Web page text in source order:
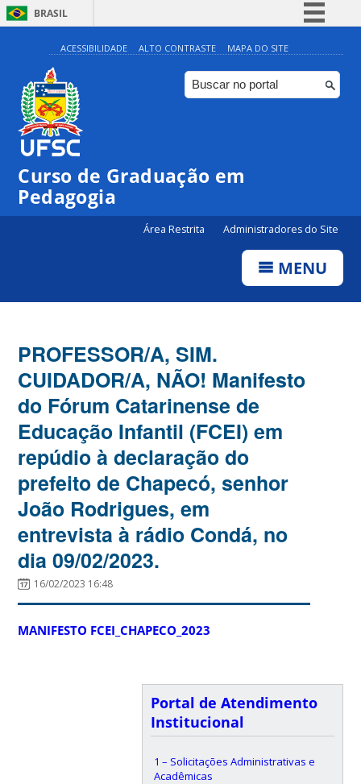
BRASIL
Simplifique!
Comunica BR
Participe
Canais
ACESSIBILIDADE ALTO CONTRASTE MAPA DO SITE
Curso de Graduação em
Pedagogia
Área Restrita Administradores do Site
MENU
PROFESSOR/A, SIM.
CUIDADOR/A, NÃO! Manifesto
do Fórum Catarinense de
Educação Infantil (FCEI) em
repúdio à declaração do
prefeito de Chapecó, senhor
João Rodrigues, em
entrevista à rádio Condá, no
dia 09/02/2023.
16/02/2023 16:48
MANIFESTO FCEI_CHAPECO_2023
Portal de Atendimento
Institucional
1 – Solicitações Administrativas e
Acadêmicas